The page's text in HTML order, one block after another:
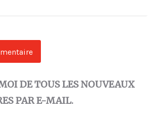
DE TOUS LES NOUVEAUX
PAR E-MAIL.